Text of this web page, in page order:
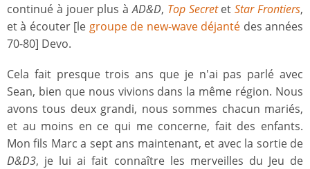
continué à jouer plus àAD&D, Top Secret etStar Frontiers,
et à écouter [le groupe de new-wave déjanté des années
70-80] Devo.
Cela fait presque trois ans que je n'ai pas parlé avec
Sean, bien que nous vivions dans la même région. Nous
avons tous deux grandi, nous sommes chacun mariés,
et au moins en ce qui me concerne, fait des enfants.
Mon fils Marc a sept ans maintenant, et avec la sortie de
D&D3, je lui ai fait connaître les merveilles du Jeu de